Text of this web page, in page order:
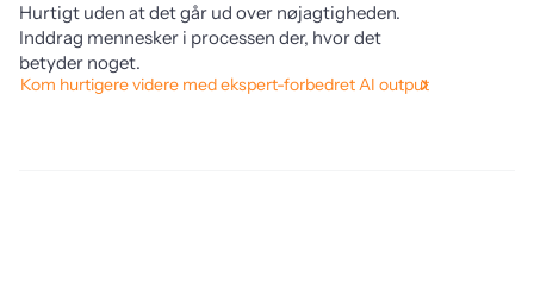
Hurtigt uden at det går ud over nøjagtigheden.
Inddrag mennesker i processen der, hvor det
betyder noget.
Kom hurtigere videre med ekspert-forbedret AI output